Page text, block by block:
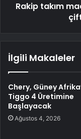
Rakip takım
İlgili Makaleler
Chery, Güney
Tiggo 4 Üretimine
Başlayacak
Ağustos 4, 2026